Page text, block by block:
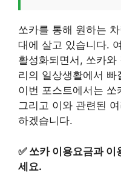
쏘카를 통해 원하는
대에 살고 있습니다.
활성화되면서, 쏘카
리의 일상생활에서
이번 포스트에서는
그리고 이와 관련된
하겠습니다.
✅ 쏘카 이용요금과 이
세요.